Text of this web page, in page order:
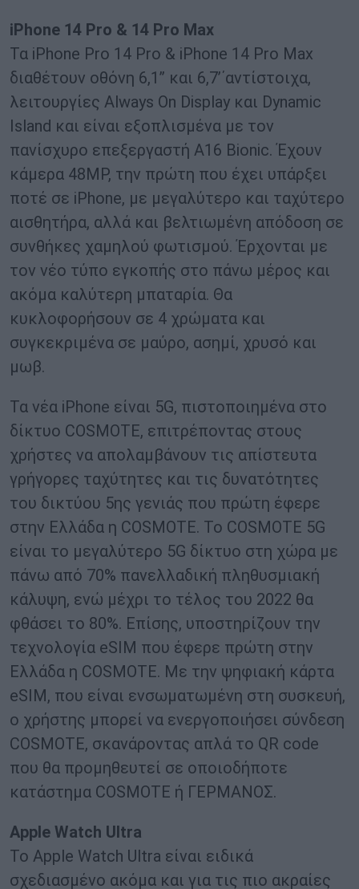
iPhone 14 Pro & 14 Pro Max
Τα iPhone Pro 14 Pro & iPhone 14 Pro Max
διαθέτουν οθόνη 6,1’’ και 6,7’΄αντίστοιχα,
λειτουργίες Always On Display και Dynamic
Island και είναι εξοπλισμένα με τον
πανίσχυρο επεξεργαστή A16 Bionic. Έχουν
κάμερα 48MP, την πρώτη που έχει υπάρξει
ποτέ σε iPhone, με μεγαλύτερο και ταχύτερο
αισθητήρα, αλλά και βελτιωμένη απόδοση σε
συνθήκες χαμηλού φωτισμού. Έρχονται με
τον νέο τύπο εγκοπής στο πάνω μέρος και
ακόμα καλύτερη μπαταρία. Θα
κυκλοφορήσουν σε 4 χρώματα και
συγκεκριμένα σε μαύρο, ασημί, χρυσό και
μωβ.
Τα νέα iPhone είναι 5G, πιστοποιημένα στο
δίκτυο COSMOTE, επιτρέποντας στους
χρήστες να απολαμβάνουν τις απίστευτα
γρήγορες ταχύτητες και τις δυνατότητες
του δικτύου 5ης γενιάς που πρώτη έφερε
στην Ελλάδα η COSMOTE. Το COSMOTE 5G
είναι το μεγαλύτερο 5G δίκτυο στη χώρα με
πάνω από 70% πανελλαδική πληθυσμιακή
κάλυψη, ενώ μέχρι το τέλος του 2022 θα
φθάσει το 80%. Επίσης, υποστηρίζουν την
τεχνολογία eSIM που έφερε πρώτη στην
Ελλάδα η COSMOTE. Με την ψηφιακή κάρτα
eSIM, που είναι ενσωματωμένη στη συσκευή,
ο χρήστης μπορεί να ενεργοποιήσει σύνδεση
COSMOTE, σκανάροντας απλά το QR code
που θα προμηθευτεί σε οποιοδήποτε
κατάστημα COSMOTE ή ΓΕΡΜΑΝΟΣ.
Apple Watch Ultra
Το Apple Watch Ultra είναι ειδικά
σχεδιασμένο ακόμα και για τις πιο ακραίες